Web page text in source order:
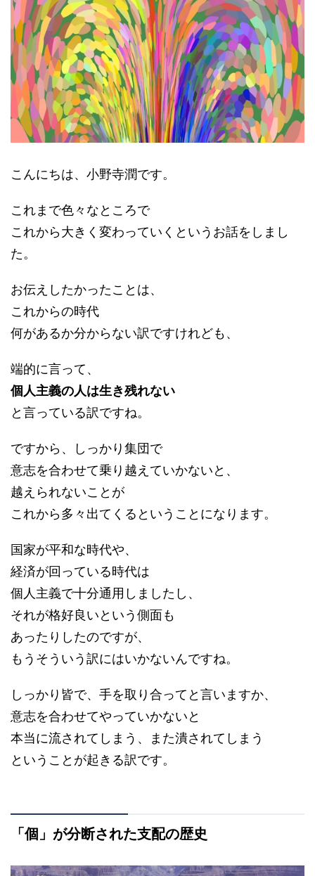
こんにちは、小野寺潤です。
これまで色々なところで
これから大きく変わっていくというお話をしまし
た。
お伝えしたかったことは、
これからの時代
何があるか分からない訳ですけれども、
端的に言って、
個人主義の人は生き残れない
と言っている訳ですね。
ですから、しっかり集団で
意志を合わせて乗り越えていかないと、
越えられないことが
これから多々出てくるということになります。
国家が平和な時代や、
経済が回っている時代は
個人主義で十分通用しましたし、
それが格好良いという側面も
あったりしたのですが、
もうそういう訳にはいかないんですね。
しっかり皆で、手を取り合ってと言いますか、
意志を合わせてやっていかないと
本当に流されてしまう、また潰されてしまう
ということが起きる訳です。
「個」が分断された支配の歴史